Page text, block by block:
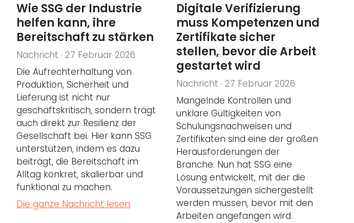
Wie SSG der Industrie
helfen kann, ihre
Bereitschaft zu stärken
Nachricht · 27 Februar 2026
Die Aufrechterhaltung von
Produktion, Sicherheit und
Lieferung ist nicht nur
geschäftskritisch, sondern trägt
auch direkt zur Resilienz der
Gesellschaft bei. Hier kann SSG
unterstützen, indem es dazu
beiträgt, die Bereitschaft im
Alltag konkret, skalierbar und
funktional zu machen.
Die ganze Nachricht lesen
Digitale Verifizierung
muss Kompetenzen und
Zertifikate sicher
stellen, bevor die Arbeit
gestartet wird
Nachricht · 27 Februar 2026
Mangelnde Kontrollen und
unklare Gültigkeiten von
Schulungsnachweisen und
Zertifikaten sind eine der großen
Herausforderungen der
Branche. Nun hat SSG eine
Lösung entwickelt, mit der die
Voraussetzungen sichergestellt
werden müssen, bevor mit den
Arbeiten angefangen wird.